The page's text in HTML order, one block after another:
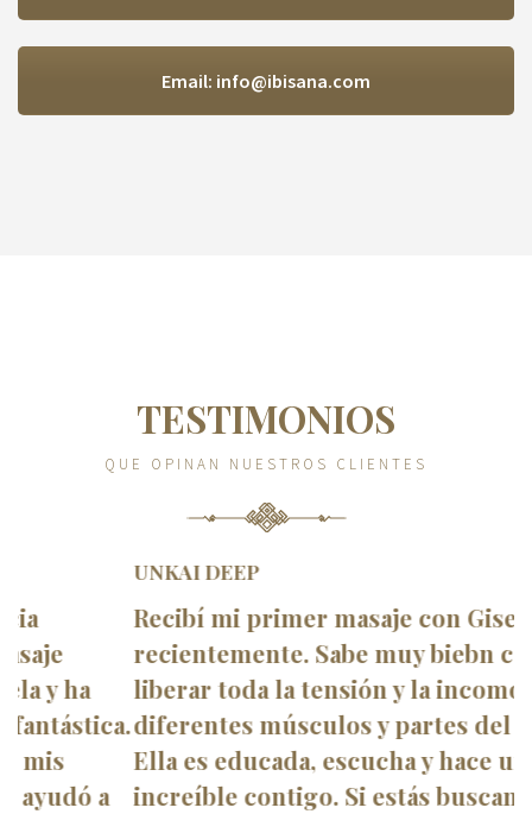
Email: info@ibisana.com
TESTIMONIOS
QUE OPINAN NUESTROS CLIENTES
UNKAI DEEP
Recibí mi primer masaje con Gisela
recientemente. Sabe muy biebn cómo
liberar toda la tensión y la incomodidad de
diferentes músculos y partes del cuerpo.
Ella es educada, escucha y hace un trabajo
increíble contigo. Si estás buscando un